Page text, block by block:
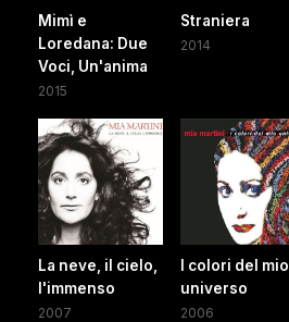
Mimì e
Loredana: Due
Voci, Un'anima
2015
Straniera
2014
La neve, il cielo,
l'immenso
2007
I colori del mio
universo
2006